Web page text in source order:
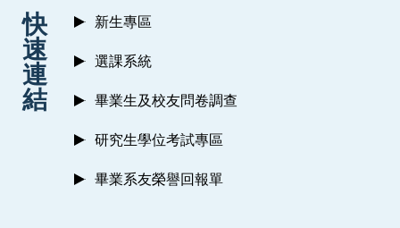
快
速
連
結
新生專區
選課系統
畢業生及校友問卷調查
研究生學位考試專區
畢業系友榮譽回報單